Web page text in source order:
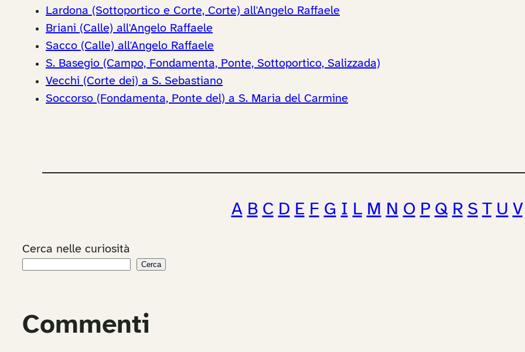
Lardona (Sottoportico e Corte, Corte) all'Angelo Raffaele
Briani (Calle) all'Angelo Raffaele
Sacco (Calle) all'Angelo Raffaele
S. Basegio (Campo, Fondamenta, Ponte, Sottoportico, Salizzada)
Vecchi (Corte dei) a S. Sebastiano
Soccorso (Fondamenta, Ponte del) a S. Maria del Carmine
A B C D E F G I L M N O P Q R S T U V
Cerca nelle curiosità
Cerca
Commenti